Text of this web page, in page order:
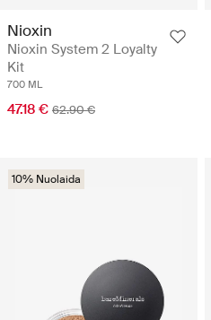
Nioxin
Nioxin System 2 Loyalty
Kit
700 ML
47.18 € 62.90 €
10% Nuolaida